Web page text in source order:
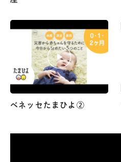
ベネッセたまひよ②